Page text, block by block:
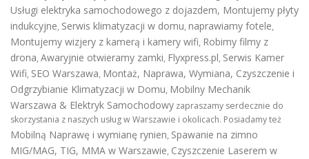
Usługi elektryka samochodowego z dojazdem, Montujemy płyty
indukcyjne, Serwis klimatyzacji w domu, naprawiamy fotele,
Montujemy wizjery z kamerą i kamery wifi, Robimy filmy z
drona, Awaryjnie otwieramy zamki, Flyxpress.pl, Serwis Kamer
Wifi, SEO Warszawa, Montaż, Naprawa, Wymiana, Czyszczenie i
Odgrzybianie Klimatyzacji w Domu, Mobilny Mechanik
Warszawa & Elektryk Samochodowy zapraszamy serdecznie do
skorzystania z naszych usług w Warszawie i okolicach. Posiadamy też
Mobilną Naprawę i wymianę rynien, Spawanie na zimno
MIG/MAG, TIG, MMA w Warszawie, Czyszczenie Laserem w